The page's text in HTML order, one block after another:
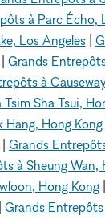
à Parc Écho,
Los Angeles|
Grands
à
Sha Tsui,
Hong Kong|
Grands
à Sheung Wan,
Hong Kong
Grands